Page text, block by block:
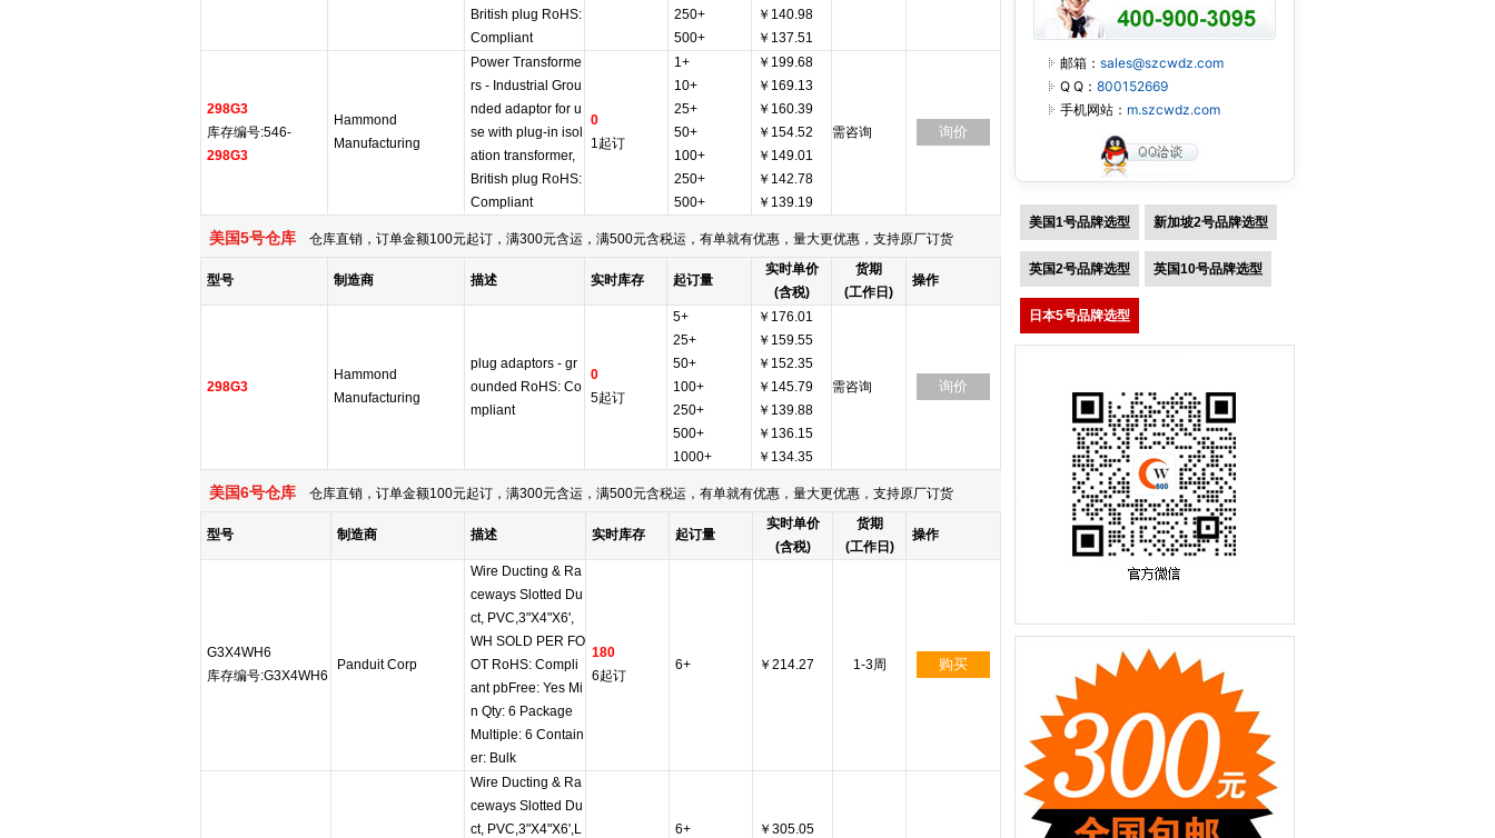
British plug RoHS:
Compliant
250+
500+
￥140.98
￥137.51
298G3
库存编号:546-
298G3
Hammond
Manufacturing
Power Transforme
rs - Industrial Grou
nded adaptor for u
se with plug-in isol
ation transformer,
British plug RoHS:
Compliant
0
1起订
1+
10+
25+
50+
100+
250+
500+
￥199.68
￥169.13
￥160.39
￥154.52
￥149.01
￥142.78
￥139.19
需咨询 询价
美国5号仓库 仓库直销，订单金额100元起订，满300元含运，满500元含税运，有单就有优惠，量大更优惠，支持原厂订货
型号 制造商 描述 实时库存 起订量
实时单价
(含税)
货期
(工作日)
操作
298G3
Hammond
Manufacturing
plug adaptors - gr
ounded RoHS: Co
mpliant
0
5起订
5+
25+
50+
100+
250+
500+
1000+
￥176.01
￥159.55
￥152.35
￥145.79
￥139.88
￥136.15
￥134.35
需咨询 询价
美国6号仓库 仓库直销，订单金额100元起订，满300元含运，满500元含税运，有单就有优惠，量大更优惠，支持原厂订货
型号 制造商 描述 实时库存 起订量
实时单价
(含税)
货期
(工作日)
操作
G3X4WH6
库存编号:G3X4WH6
Panduit Corp
Wire Ducting & Ra
ceways Slotted Du
ct, PVC,3"X4"X6',
WH SOLD PER FO
OT RoHS: Compli
ant pbFree: Yes Mi
n Qty: 6 Package
Multiple: 6 Contain
er: Bulk
180
6起订
6+ ￥214.27 1-3周 购买
Wire Ducting & Ra
ceways Slotted Du
ct, PVC,3"X4"X6',L
6+
￥305.05
邮箱： sales@szcwdz.com
Q Q： 800152669
手机网站： m.szcwdz.com
美国1号品牌选型 新加坡2号品牌选型
英国2号品牌选型 英国10号品牌选型
日本5号品牌选型